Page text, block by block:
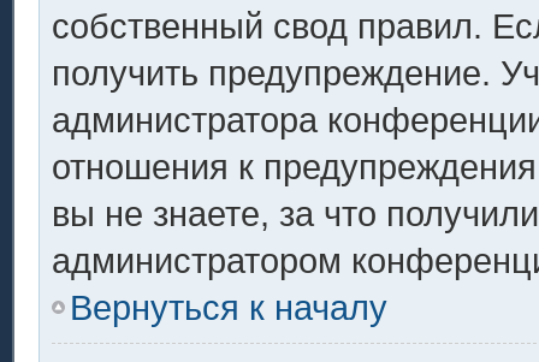
собственный свод правил.
получить предупреждение.
администратора
отношения к
вы не знаете, за что
администратором
Вернуться к началу